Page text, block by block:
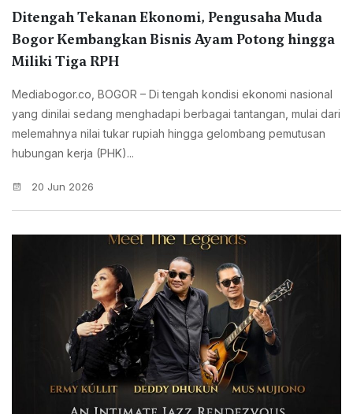
Ditengah Tekanan Ekonomi, Pengusaha Muda
Bogor Kembangkan Bisnis Ayam Potong hingga
Miliki Tiga RPH
Mediabogor.co, BOGOR – Di tengah kondisi ekonomi nasional
yang dinilai sedang menghadapi berbagai tantangan, mulai dari
melemahnya nilai tukar rupiah hingga gelombang pemutusan
hubungan kerja (PHK)...
20 Jun 2026